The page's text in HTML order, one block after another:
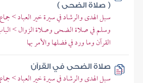
( صلاة الضحى )
سبل الهدى والرشاد في سيرة خير العباد >
وسلم في صلاة الضحى وصلاة الزوال >
القرآن وما ورد في فضلها والأمر بها
صلاة الضحى في القرآن
سبل الهدى والرشاد في سيرة خير العباد >